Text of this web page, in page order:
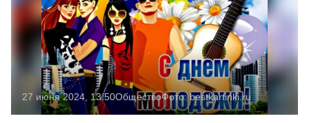
27 июня 2024, 13:50ОбществоФото:bestkartinki.ru